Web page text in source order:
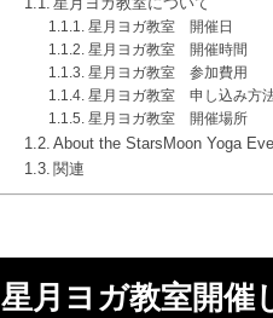
星月ヨガ教室 開催日
星月ヨガ教室 開催時間
星月ヨガ教室 参加費用
星月ヨガ教室 申し込み方
星月ヨガ教室 開催場所
About the StarsMoon Yoga
関連
星月ヨガ教室開催